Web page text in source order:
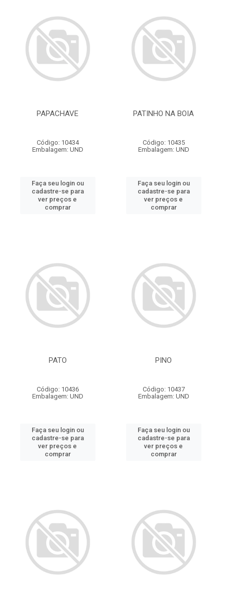
PAPACHAVE
Código: 10434
Embalagem: UND
Faça seu login ou
cadastre-se para
ver preços e
comprar
PATINHO NA BOIA
Código: 10435
Embalagem: UND
Faça seu login ou
cadastre-se para
ver preços e
comprar
PATO
Código: 10436
Embalagem: UND
Faça seu login ou
cadastre-se para
ver preços e
comprar
PINO
Código: 10437
Embalagem: UND
Faça seu login ou
cadastre-se para
ver preços e
comprar